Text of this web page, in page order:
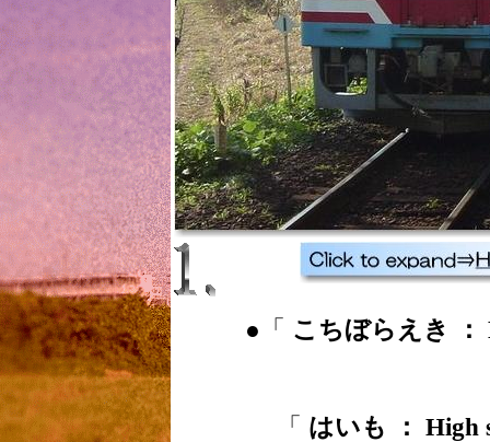
●「 こちぼらえき ：
「 はいも ： High